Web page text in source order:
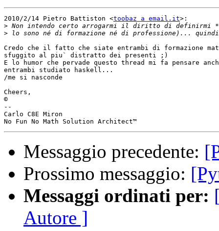
2010/2/14 Pietro Battiston <toobaz a email.it>:
>
>
Credo che il fatto che siate entrambi di formazione
sfuggito al piu` distratto dei presenti ;)
E lo humor che pervade questo thread mi fa pensare
entrambi studiato haskell...
/me si nasconde
Cheers,
©
--
Carlo C8E Miron
Messaggio precedente:
Prossimo messaggio:
Messaggi ordinati per:
Autore ]